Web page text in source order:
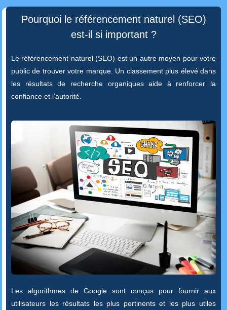
Pourquoi le référencement naturel (SEO)
est-il si important ?
Le référencement naturel (SEO) est un autre moyen pour votre
public de trouver votre marque. Un classement plus élevé dans
les résultats de recherche organiques aide à renforcer la
confiance et l’autorité.
Les algorithmes de Google sont conçus pour fournir aux
utilisateurs les résultats les plus pertinents et les plus utiles